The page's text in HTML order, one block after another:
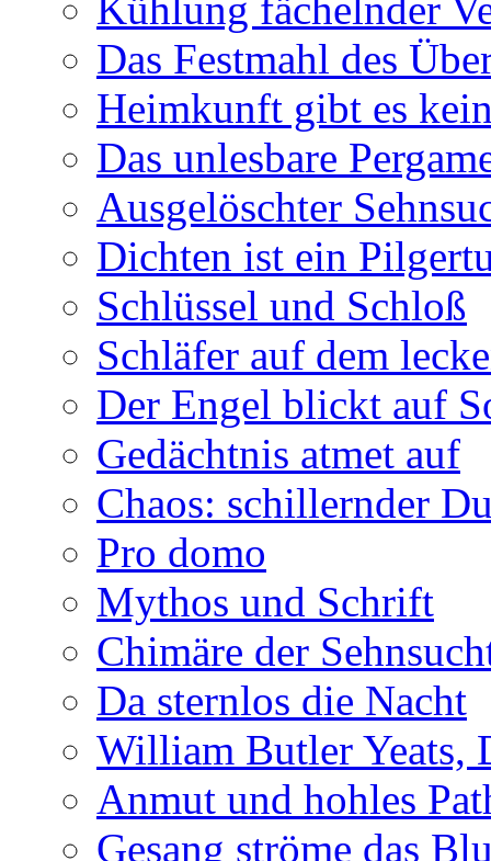
Kühlung fächelnder
Das Festmahl des
Heimkunft gibt es
Das unlesbare
Ausgelöschter
Dichten ist ein
Schlüssel und Schloß
Schläfer auf dem
Der Engel blickt auf
Gedächtnis atmet auf
Chaos: schillernder
Pro domo
Mythos und Schrift
Chimäre der
Da sternlos die Nacht
William Butler Yeats,
Anmut und hohles
Gesang ströme das